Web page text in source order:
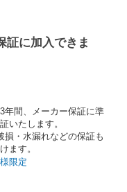
証に加入できま
年間、メーカー保証に準
いたします。
損・水漏れなどの保証も
ます。
限定